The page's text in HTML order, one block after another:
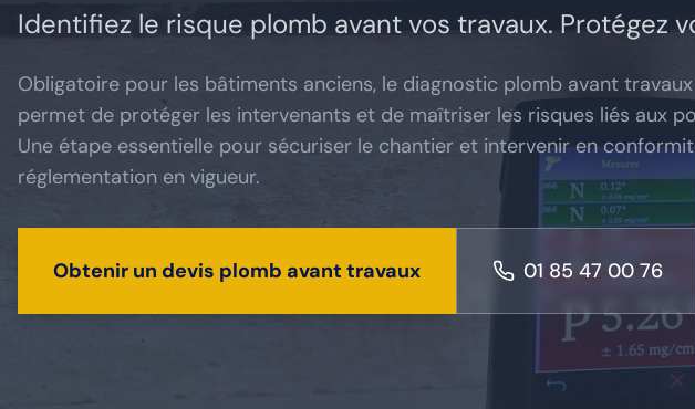
Identifiez le risque plomb avant vos travaux. Protégez
Obligatoire pour les bâtiments anciens, le diagnostic plomb avant
permet de protéger les intervenants et de maîtriser les risques liés aux
Une étape essentielle pour sécuriser le chantier et intervenir en
réglementation en vigueur.
Obtenir un devis plomb avant travaux 01 85 47 00 76